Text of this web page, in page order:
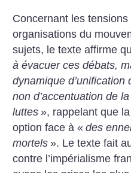
Concernant les
organisations du
sujets, le texte affirme
à évacuer ces débats,
dynamique
non d’accentuation de
luttes », rappelant que
option face à « des
mortels ». Le texte fait
contre l’impérialisme